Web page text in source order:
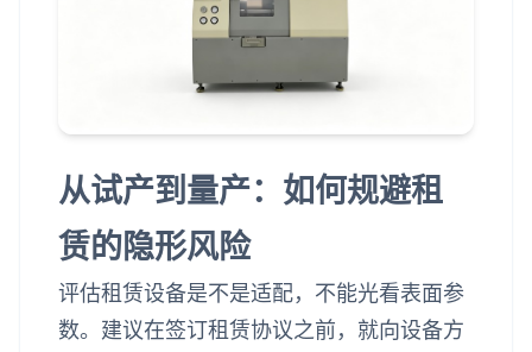
从试产到量产：如何规避租
赁的隐形风险
评估租赁设备是不是适配，不能光看表面参
数。建议在签订租赁协议之前，就向设备方